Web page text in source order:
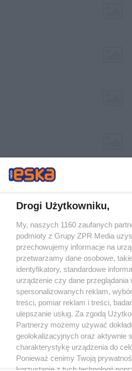
Żaden utwór zamieszczony w serwisie nie
rozpowszechniany lub dalej
tym także elektroniczny lub mechaniczny)
eksploatacji w jakiejkolwiek formie,
bez pisemnej zgody właściciela praw.
wykorzystanie utworów w całości lub w
bez właściwej zgody, jest zabronione pod
prawnie.
O nas
Drogi Użytkowniku,
My, naszych 1160 zaufanych
podmioty z Grupy ZPR Media
przechowujemy informacje na
przetwarzamy dane osobowe,
identyfikatory, standardowe
urządzenie czy dane przeglądania
spersonalizowanych reklam,
treści, pomiar reklam i treści,
ulepszanie usług. Za zgodą
Partnerzy możemy używać
geolokalizacyjnych oraz aktywnie
charakterystykę urządzenia do
Ponieważ cenimy Twoją
korzystanie z tych technologii